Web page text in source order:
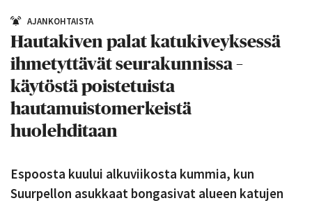
AJANKOHTAISTA
Hautakiven palat katukiveyksessä
ihmetyttävät seurakunnissa –
käytöstä poistetuista
hautamuistomerkeistä
huolehditaan
Espoosta kuului alkuviikosta kummia, kun
Suurpellon asukkaat bongasivat alueen katujen